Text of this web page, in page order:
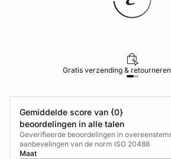
Gratis verzending &
Gemiddelde score van {0}
beoordelingen in alle talen
Geverifieerde beoordelingen in
aanbevelingen van de norm ISO 20488
Maat